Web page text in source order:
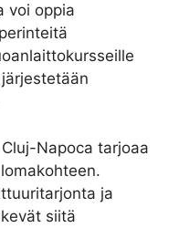
voi oppia
Napoca tarjoaa
ja
siitä